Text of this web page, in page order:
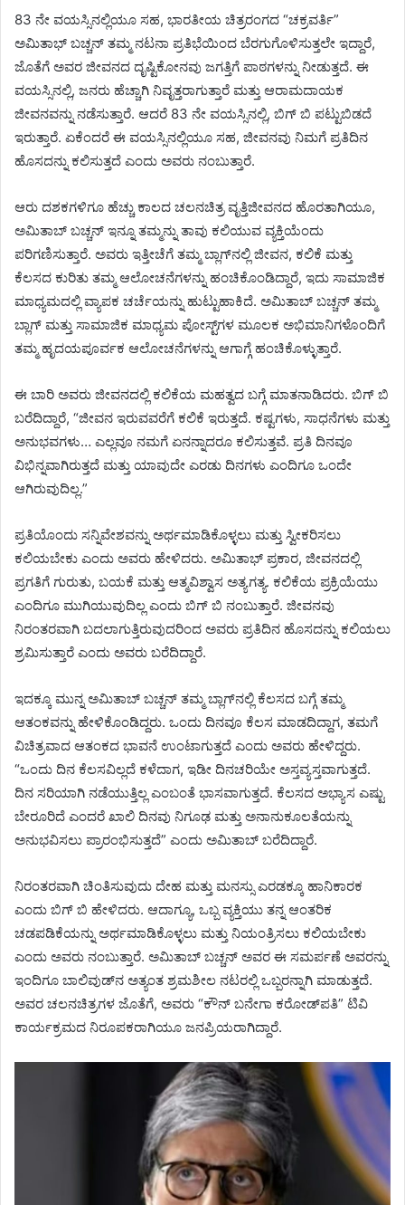
83 ನೇ ವಯಸ್ಸಿನಲ್ಲಿಯೂ ಸಹ, ಭಾರತೀಯ ಚಿತ್ರರಂಗದ “ಚಕ್ರವರ್ತಿ”
ಅಮಿತಾಭ್ ಬಚ್ಚನ್ ತಮ್ಮ ನಟನಾ ಪ್ರತಿಭೆಯಿಂದ ಬೆರಗುಗೊಳಿಸುತ್ತಲೇ ಇದ್ದಾರೆ,
ಜೊತೆಗೆ ಅವರ ಜೀವನದ ದೃಷ್ಟಿಕೋನವು ಜಗತ್ತಿಗೆ ಪಾಠಗಳನ್ನು ನೀಡುತ್ತದೆ. ಈ
ವಯಸ್ಸಿನಲ್ಲಿ, ಜನರು ಹೆಚ್ಚಾಗಿ ನಿವೃತ್ತರಾಗುತ್ತಾರೆ ಮತ್ತು ಆರಾಮದಾಯಕ
ಜೀವನವನ್ನು ನಡೆಸುತ್ತಾರೆ. ಆದರೆ 83 ನೇ ವಯಸ್ಸಿನಲ್ಲಿ, ಬಿಗ್ ಬಿ ಪಟ್ಟುಬಿಡದೆ
ಇರುತ್ತಾರೆ. ಏಕೆಂದರೆ ಈ ವಯಸ್ಸಿನಲ್ಲಿಯೂ ಸಹ, ಜೀವನವು ನಿಮಗೆ ಪ್ರತಿದಿನ
ಹೊಸದನ್ನು ಕಲಿಸುತ್ತದೆ ಎಂದು ಅವರು ನಂಬುತ್ತಾರೆ.
ಆರು ದಶಕಗಳಿಗೂ ಹೆಚ್ಚು ಕಾಲದ ಚಲನಚಿತ್ರ ವೃತ್ತಿಜೀವನದ ಹೊರತಾಗಿಯೂ,
ಅಮಿತಾಬ್ ಬಚ್ಚನ್ ಇನ್ನೂ ತಮ್ಮನ್ನು ತಾವು ಕಲಿಯುವ ವ್ಯಕ್ತಿಯೆಂದು
ಪರಿಗಣಿಸುತ್ತಾರೆ. ಅವರು ಇತ್ತೀಚೆಗೆ ತಮ್ಮ ಬ್ಲಾಗ್‌ನಲ್ಲಿ ಜೀವನ, ಕಲಿಕೆ ಮತ್ತು
ಕೆಲಸದ ಕುರಿತು ತಮ್ಮ ಆಲೋಚನೆಗಳನ್ನು ಹಂಚಿಕೊಂಡಿದ್ದಾರೆ, ಇದು ಸಾಮಾಜಿಕ
ಮಾಧ್ಯಮದಲ್ಲಿ ವ್ಯಾಪಕ ಚರ್ಚೆಯನ್ನು ಹುಟ್ಟುಹಾಕಿದೆ. ಅಮಿತಾಬ್ ಬಚ್ಚನ್ ತಮ್ಮ
ಬ್ಲಾಗ್ ಮತ್ತು ಸಾಮಾಜಿಕ ಮಾಧ್ಯಮ ಪೋಸ್ಟ್‌ಗಳ ಮೂಲಕ ಅಭಿಮಾನಿಗಳೊಂದಿಗೆ
ತಮ್ಮ ಹೃದಯಪೂರ್ವಕ ಆಲೋಚನೆಗಳನ್ನು ಆಗಾಗ್ಗೆ ಹಂಚಿಕೊಳ್ಳುತ್ತಾರೆ.
ಈ ಬಾರಿ ಅವರು ಜೀವನದಲ್ಲಿ ಕಲಿಕೆಯ ಮಹತ್ವದ ಬಗ್ಗೆ ಮಾತನಾಡಿದರು. ಬಿಗ್ ಬಿ
ಬರೆದಿದ್ದಾರೆ, “ಜೀವನ ಇರುವವರೆಗೆ ಕಲಿಕೆ ಇರುತ್ತದೆ. ಕಷ್ಟಗಳು, ಸಾಧನೆಗಳು ಮತ್ತು
ಅನುಭವಗಳು… ಎಲ್ಲವೂ ನಮಗೆ ಏನನ್ನಾದರೂ ಕಲಿಸುತ್ತವೆ. ಪ್ರತಿ ದಿನವೂ
ವಿಭಿನ್ನವಾಗಿರುತ್ತದೆ ಮತ್ತು ಯಾವುದೇ ಎರಡು ದಿನಗಳು ಎಂದಿಗೂ ಒಂದೇ
ಆಗಿರುವುದಿಲ್ಲ.”
ಪ್ರತಿಯೊಂದು ಸನ್ನಿವೇಶವನ್ನು ಅರ್ಥಮಾಡಿಕೊಳ್ಳಲು ಮತ್ತು ಸ್ವೀಕರಿಸಲು
ಕಲಿಯಬೇಕು ಎಂದು ಅವರು ಹೇಳಿದರು. ಅಮಿತಾಭ್ ಪ್ರಕಾರ, ಜೀವನದಲ್ಲಿ
ಪ್ರಗತಿಗೆ ಗುರುತು, ಬಯಕೆ ಮತ್ತು ಆತ್ಮವಿಶ್ವಾಸ ಅತ್ಯಗತ್ಯ. ಕಲಿಕೆಯ ಪ್ರಕ್ರಿಯೆಯು
ಎಂದಿಗೂ ಮುಗಿಯುವುದಿಲ್ಲ ಎಂದು ಬಿಗ್ ಬಿ ನಂಬುತ್ತಾರೆ. ಜೀವನವು
ನಿರಂತರವಾಗಿ ಬದಲಾಗುತ್ತಿರುವುದರಿಂದ ಅವರು ಪ್ರತಿದಿನ ಹೊಸದನ್ನು ಕಲಿಯಲು
ಶ್ರಮಿಸುತ್ತಾರೆ ಎಂದು ಅವರು ಬರೆದಿದ್ದಾರೆ.
ಇದಕ್ಕೂ ಮುನ್ನ ಅಮಿತಾಬ್ ಬಚ್ಚನ್ ತಮ್ಮ ಬ್ಲಾಗ್‌ನಲ್ಲಿ ಕೆಲಸದ ಬಗ್ಗೆ ತಮ್ಮ
ಆತಂಕವನ್ನು ಹೇಳಿಕೊಂಡಿದ್ದರು. ಒಂದು ದಿನವೂ ಕೆಲಸ ಮಾಡದಿದ್ದಾಗ, ತಮಗೆ
ವಿಚಿತ್ರವಾದ ಆತಂಕದ ಭಾವನೆ ಉಂಟಾಗುತ್ತದೆ ಎಂದು ಅವರು ಹೇಳಿದ್ದರು.
“ಒಂದು ದಿನ ಕೆಲಸವಿಲ್ಲದೆ ಕಳೆದಾಗ, ಇಡೀ ದಿನಚರಿಯೇ ಅಸ್ತವ್ಯಸ್ತವಾಗುತ್ತದೆ.
ದಿನ ಸರಿಯಾಗಿ ನಡೆಯುತ್ತಿಲ್ಲ ಎಂಬಂತೆ ಭಾಸವಾಗುತ್ತದೆ. ಕೆಲಸದ ಅಭ್ಯಾಸ ಎಷ್ಟು
ಬೇರೂರಿದೆ ಎಂದರೆ ಖಾಲಿ ದಿನವು ನಿಗೂಢ ಮತ್ತು ಅನಾನುಕೂಲತೆಯನ್ನು
ಅನುಭವಿಸಲು ಪ್ರಾರಂಭಿಸುತ್ತದೆ” ಎಂದು ಅಮಿತಾಬ್ ಬರೆದಿದ್ದಾರೆ.
ನಿರಂತರವಾಗಿ ಚಿಂತಿಸುವುದು ದೇಹ ಮತ್ತು ಮನಸ್ಸು ಎರಡಕ್ಕೂ ಹಾನಿಕಾರಕ
ಎಂದು ಬಿಗ್ ಬಿ ಹೇಳಿದರು. ಆದಾಗ್ಯೂ, ಒಬ್ಬ ವ್ಯಕ್ತಿಯು ತನ್ನ ಆಂತರಿಕ
ಚಡಪಡಿಕೆಯನ್ನು ಅರ್ಥಮಾಡಿಕೊಳ್ಳಲು ಮತ್ತು ನಿಯಂತ್ರಿಸಲು ಕಲಿಯಬೇಕು
ಎಂದು ಅವರು ನಂಬುತ್ತಾರೆ. ಅಮಿತಾಬ್ ಬಚ್ಚನ್ ಅವರ ಈ ಸಮರ್ಪಣೆ ಅವರನ್ನು
ಇಂದಿಗೂ ಬಾಲಿವುಡ್‌ನ ಅತ್ಯಂತ ಶ್ರಮಶೀಲ ನಟರಲ್ಲಿ ಒಬ್ಬರನ್ನಾಗಿ ಮಾಡುತ್ತದೆ.
ಅವರ ಚಲನಚಿತ್ರಗಳ ಜೊತೆಗೆ, ಅವರು “ಕೌನ್ ಬನೇಗಾ ಕರೋಡ್‌ಪತಿ” ಟಿವಿ
ಕಾರ್ಯಕ್ರಮದ ನಿರೂಪಕರಾಗಿಯೂ ಜನಪ್ರಿಯರಾಗಿದ್ದಾರೆ.